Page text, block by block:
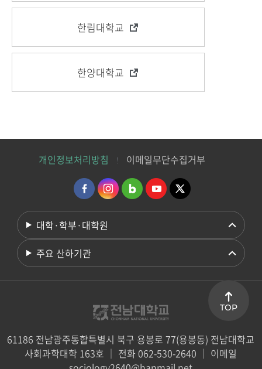
한림대학교
한양대학교
개인정보처리방침 이메일무단수집거부
대학·학부·대학원
주요 산하기관
61186 전남광주통합특별시 북구 용봉로 77(용봉동) 전남대학교
사회과학대학 163호 ｜ 전화 062-530-2640 ｜ 이메일
TOP